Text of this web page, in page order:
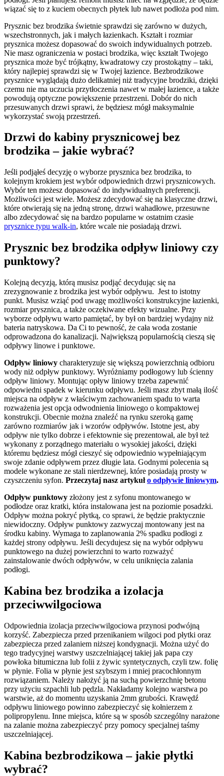
wiązać się to z kuciem obecnych płytek lub nawet podłoża pod nim.
Prysznic bez brodzika świetnie sprawdzi się zarówno w dużych,
wszechstronnych, jak i małych łazienkach. Kształt i rozmiar
prysznica możesz dopasować do swoich indywidualnych potrzeb.
Nie masz ograniczenia w postaci brodzika, więc kształt Twojego
prysznica może być trójkątny, kwadratowy czy prostokątny – taki,
który najlepiej sprawdzi się w Twojej łazience. Bezbrodzikowe
prysznice wyglądają dużo delikatniej niż tradycyjne brodziki, dzięki
czemu nie ma uczucia przytłoczenia nawet w małej łazience, a także
powodują optyczne powiększenie przestrzeni. Dobór do nich
przesuwanych drzwi sprawi, że będziesz mógł maksymalnie
wykorzystać swoją przestrzeń.
Drzwi do kabiny prysznicowej bez
brodzika – jakie wybrać?
Jeśli podjąłeś decyzję o wyborze prysznica bez brodzika, to
kolejnym krokiem jest wybór odpowiednich drzwi prysznicowych.
Wybór ten możesz dopasować do indywidualnych preferencji.
Możliwości jest wiele. Możesz zdecydować się na klasyczne drzwi,
które otwierają się na jedną stronę, drzwi wahadłowe, przesuwne
albo zdecydować się na bardzo popularne w ostatnim czasie
prysznice typu walk-in, które wcale nie posiadają drzwi.
Prysznic bez brodzika odpływ liniowy czy
punktowy?
Kolejną decyzją, którą musisz podjąć decydując się na
zrezygnowanie z brodzika jest wybór odpływu. Jest to istotny
punkt. Musisz wziąć pod uwagę możliwości konstrukcyjne łazienki,
rozmiar prysznica, a także oczekiwane efekty wizualne. Przy
wyborze odpływu warto pamiętać, by był on bardziej wydajny niż
bateria natryskowa. Da Ci to pewność, że cała woda zostanie
odprowadzona do kanalizacji. Największą popularnością cieszą się
odpływy linowe i punktowe.
Odpływ liniowy charakteryzuje się większą powierzchnią odbioru
wody niż odpływ punktowy. Wyróżniamy podłogowy lub ścienny
odpływ liniowy. Montując opływ liniowy trzeba zapewnić
odpowiedni spadek w kierunku odpływu. Jeśli masz zbyt małą ilość
miejsca na odpływ z właściwym zachowaniem spadu to warta
rozważenia jest opcja odwodnienia liniowego o kompaktowej
konstrukcji. Obecnie można znaleźć na rynku szeroką gamę
zarówno rozmiarów jak i wzorów odpływów. Istotne jest, aby
odpływ nie tylko dobrze i efektownie się prezentował, ale był też
wykonany z porządnego materiału o wysokiej jakości, dzięki
któremu będziesz mógł cieszyć się odpowiednio wypełniającym
swoje zdanie odpływem przez długie lata. Godnymi polecenia są
modele wykonane ze stali nierdzewnej, które posiadają prosty w
czyszczeniu syfon. Przeczytaj nasz artykuło odpływie liniowym.
Odpływ punktowy złożony jest z syfonu montowanego w
podłodze oraz kratki, która instalowana jest na poziomie posadzki.
Odpływ można pokryć płytką, co sprawi, że będzie praktycznie
niewidoczny. Odpływ punktowy zazwyczaj montowany jest na
środku kabiny. Wymaga to zaplanowania 2% spadku podłogi z
każdej strony odpływu. Jeśli decydujesz się na wybór odpływu
punktowego na dużej powierzchni to warto rozważyć
zainstalowanie dwóch odpływów, w celu uniknięcia zalania
podłogi.
Kabina bez brodzika a izolacja
przeciwwilgociowa
Odpowiednia izolacja przeciwwilgociowa przynosi podwójną
korzyść. Zabezpiecza przed przenikaniem wilgoci pod płytki oraz
zabezpiecza przed zalaniem niższej kondygnacji. Można użyć do
tego tradycyjnej warstwy uszczelniającej takiej jak papa czy
powłoka bitumiczna lub folii z żywic syntetycznych, czyli tzw. folię
w płynie. Folia w płynie jest szybszym i mniej pracochłonnym
rozwiązaniem. Należy nałożyć ją na suchą powierzchnię betonu
przy użyciu szpachli lub pędzla. Nakładamy kolejno warstwa po
warstwie, aż do momentu uzyskania 2mm grubości. Krawędź
odpływu liniowego powinno zabezpieczyć się kołnierzem z
polipropylenu. Inne miejsca, które są w sposób szczególny narażone
na zalanie można zabezpieczyć przy pomocy specjalnej taśmy
uszczelniającej.
Kabina bezbrodzikowa – jakie płytki
wybrać?